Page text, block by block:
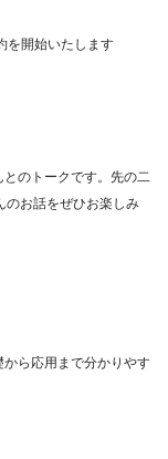
を開始いたします
のトークです。先の二
のお話をぜひお楽しみ
ら応用まで分かりやす